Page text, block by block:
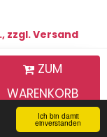
Ich bin damit
einverstanden
ZUM
WARENKORB
HINZUFÜGEN
zzgl. Versand
vorbehalten. Mb
Kommunikation